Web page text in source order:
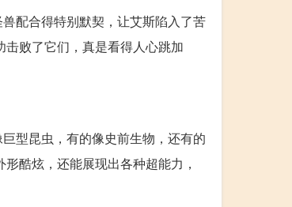
配合得特别默契，让艾斯陷入了苦
败了它们，真是看得人心跳加
型昆虫，有的像史前生物，还有的
酷炫，还能展现出各种超能力，